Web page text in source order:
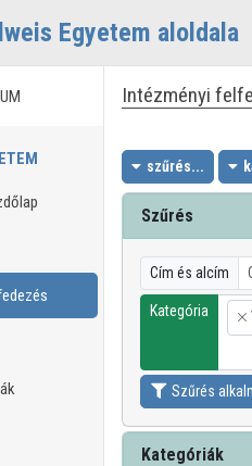
Egyetem aloldala
Intézményi
szűrés...
Szűrés
Cím és alcím
Kategória
×
Szűrés
Kategóriák